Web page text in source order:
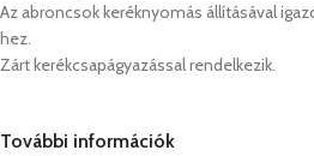
Az abroncsok keréknyomás állításával
hez.
Zárt kerékcsapágyazással rendelkezik.
További információk